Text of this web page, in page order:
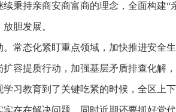
秉持亲商安商富商的理念，全面构建
胆发展。
常态化紧盯重点领域，加快推进安全
容提质行动，加强基层矛盾排查化解
习教育到了关键吃紧的时候，全区上
在在解决问题。同时近期还要抓好党